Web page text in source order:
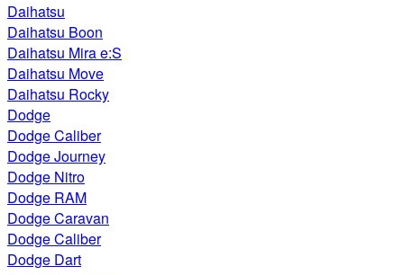
Daihatsu
Daihatsu Boon
Daihatsu Mira e:S
Daihatsu Move
Daihatsu Rocky
Dodge
Dodge Caliber
Dodge Journey
Dodge Nitro
Dodge RAM
Dodge Caravan
Dodge Caliber
Dodge Dart